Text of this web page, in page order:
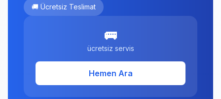
🚚 Ücretsiz Teslimat
🚌
ücretsiz servis
Hemen Ara